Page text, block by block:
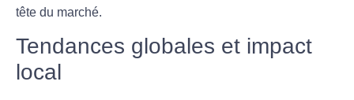
tête du marché.
Tendances globales et impact
local